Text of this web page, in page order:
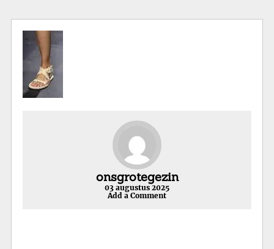
onsgrotegezin
03 augustus 2025
Add a Comment